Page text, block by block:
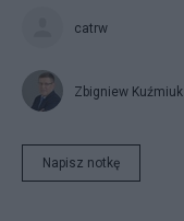
catrw
Zbigniew Kuźmiuk
Napisz notkę